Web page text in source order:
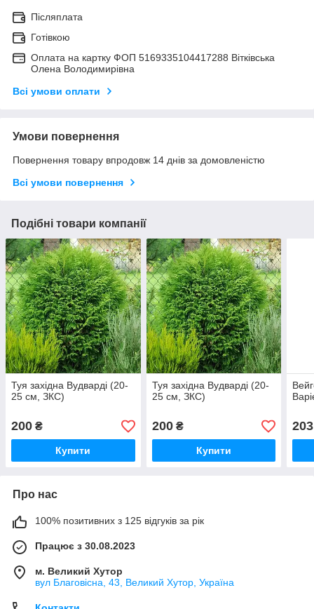
Післяплата
Готівкою
Оплата на картку ФОП 5169335104417288 Вітківська
Олена Володимирівна
Всі умови оплати
Умови повернення
Повернення товару впродовж 14 днів за домовленістю
Всі умови повернення
Подібні товари компанії
Туя західна Вудварді (20-
25 см, ЗКС)
200 ₴
Купити
Туя західна Вудварді (20-
25 см, ЗКС)
200₴
Купити
203
Про нас
100% позитивних з 125 відгуків за рік
Працює з 30.08.2023
м. Великий Хутор
вул Благовісна, 43, Великий Хутор, Україна